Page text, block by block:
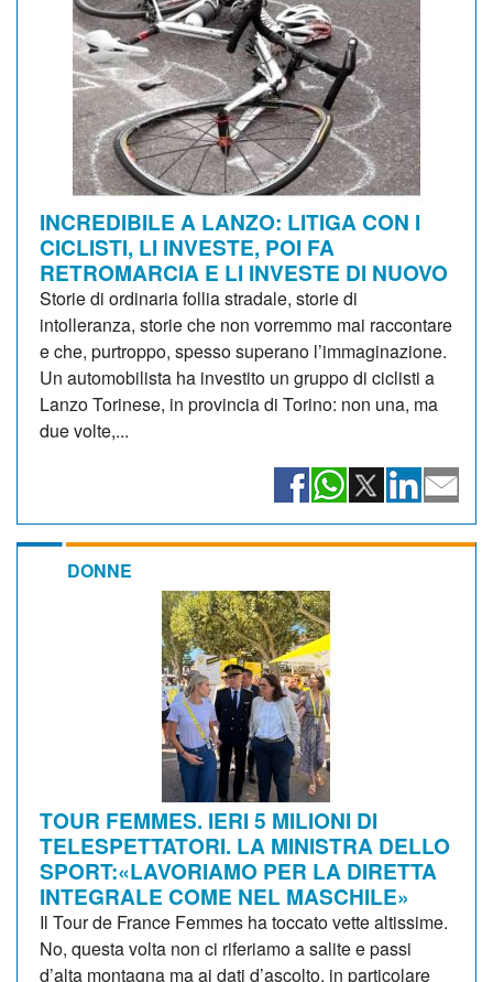
INCREDIBILE A LANZO: LITIGA CON I
CICLISTI, LI INVESTE, POI FA
RETROMARCIA E LI INVESTE DI NUOVO
Storie di ordinaria follia stradale, storie di
intolleranza, storie che non vorremmo mai raccontare
e che, purtroppo, spesso superano l’immaginazione.
Un automobilista ha investito un gruppo di ciclisti a
Lanzo Torinese, in provincia di Torino: non una, ma
due volte,...
DONNE
TOUR FEMMES. IERI 5 MILIONI DI
TELESPETTATORI. LA MINISTRA DELLO
SPORT:«LAVORIAMO PER LA DIRETTA
INTEGRALE COME NEL MASCHILE»
Il Tour de France Femmes ha toccato vette altissime.
No, questa volta non ci riferiamo a salite e passi
d’alta montagna ma ai dati d’ascolto, in particolare